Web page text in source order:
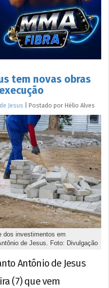
tem novas obras
Jesus Postado por Hélio Alves
dos investimentos em
de Jesus. Foto: Divulgação
Antônio de Jesus
(7) que vem